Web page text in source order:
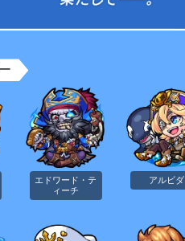
エドワード・テ
ィーチ
アルビダ